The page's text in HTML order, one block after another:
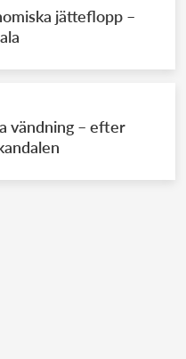
jätteflopp –
vändning – efter